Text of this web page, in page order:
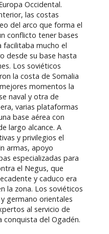
Occidental.
las costas
del arco que forma el
conflicto tener bases
facilitaba mucho el
desde su base hasta
Los soviéticos
la costa de Somalia
momentos la
naval y otra de
varias plataformas
base aérea con
largo alcance. A
y privilegios el
armas, apoyo
especializadas para
el Negus, que
y caduco era
la zona. Los soviéticos
germano orientales
al servicio de
conquista del Ogadén.